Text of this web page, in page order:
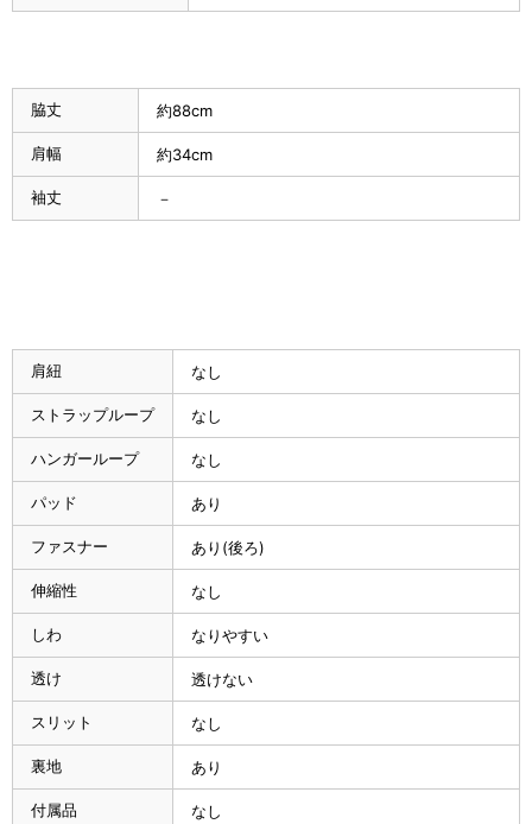
脇丈 約88cm
肩幅 約34cm
袖丈 －
肩紐 なし
ストラップループ なし
ハンガーループ なし
パッド あり
ファスナー あり(後ろ)
伸縮性 なし
しわ なりやすい
透け 透けない
スリット なし
裏地 あり
付属品 なし